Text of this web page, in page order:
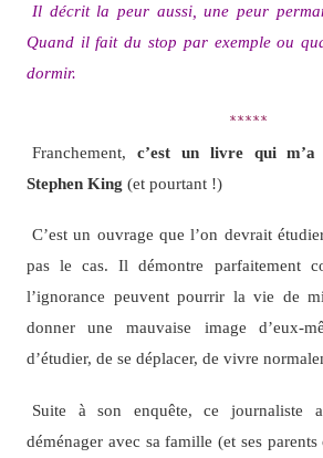
Il décrit la peur aussi, une peur
Quand il fait du stop par exemple ou
dormir.
*****
Franchement, c’est un livre qui
Stephen King (et pourtant !)
C’est un ouvrage que l’on devrait
pas le cas. Il démontre parfaitement
l’ignorance peuvent pourrir la vie de
donner une mauvaise image d’eux-
d’étudier, de se déplacer, de vivre
Suite à son enquête, ce journaliste
déménager avec sa famille (et ses